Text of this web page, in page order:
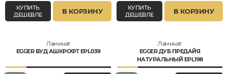
КУПИТЬ
ДЕШЕВЛЕ
В КОРЗИНУ
КУПИТЬ
ДЕШЕВЛЕ
В КОРЗИНУ
Ламинат
EGGER ВУД АШКРОФТ EPL039
Ламинат
EGGER ДУБ ПРЕДАЙЯ
НАТУРАЛЬНЫЙ EPL198